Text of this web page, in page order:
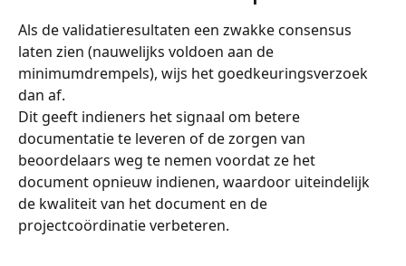
Als de validatieresultaten een zwakke consensus
laten zien (nauwelijks voldoen aan de
minimumdrempels), wijs het goedkeuringsverzoek
dan af.
Dit geeft indieners het signaal om betere
documentatie te leveren of de zorgen van
beoordelaars weg te nemen voordat ze het
document opnieuw indienen, waardoor uiteindelijk
de kwaliteit van het document en de
projectcoördinatie verbeteren.